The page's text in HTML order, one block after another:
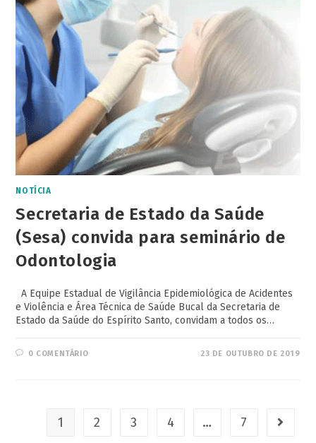
NOTÍCIA
Secretaria de Estado da Saúde
(Sesa) convida para seminário de
Odontologia
A Equipe Estadual de Vigilância Epidemiológica de Acidentes
e Violência e Área Técnica de Saúde Bucal da Secretaria de
Estado da Saúde do Espírito Santo, convidam a todos os…
0 COMENTÁRIO 23 DE OUTUBRO DE 2019
1 2 3 4 … 7